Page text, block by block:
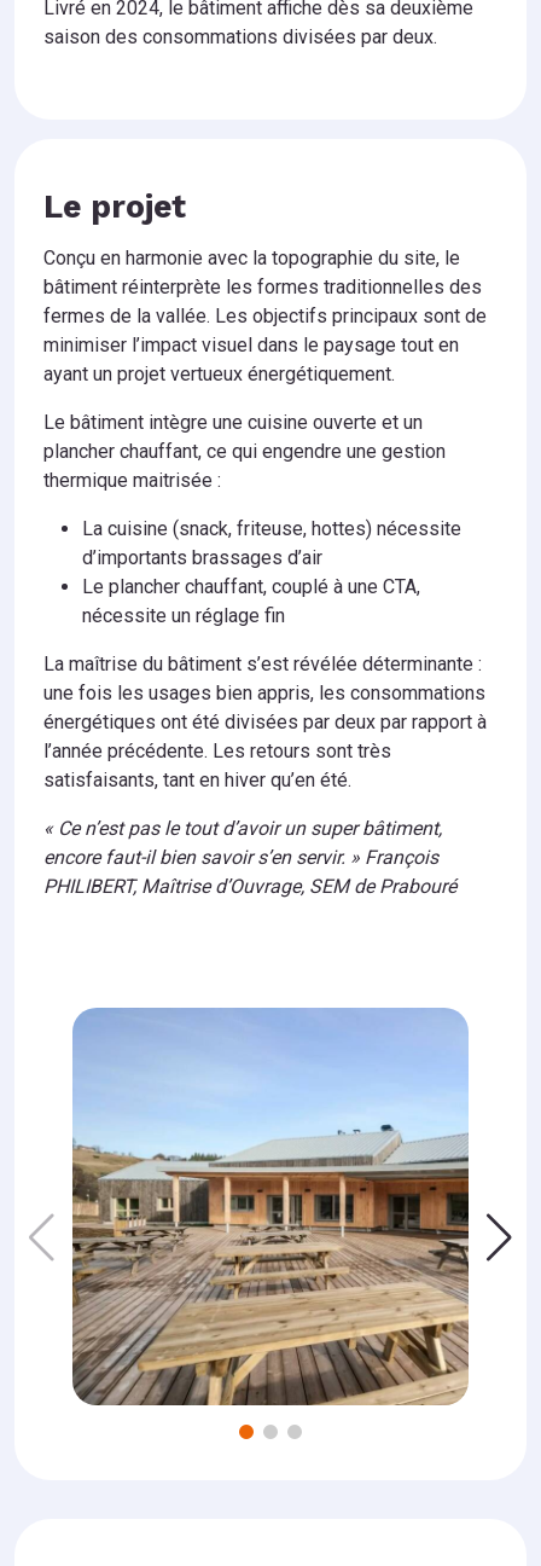
Livré en 2024, le bâtiment affiche dès sa deuxième
saison des consommations divisées par deux.
Le projet
Conçu en harmonie avec la topographie du site, le
bâtiment réinterprète les formes traditionnelles des
fermes de la vallée. Les objectifs principaux sont de
minimiser l’impact visuel dans le paysage tout en
ayant un projet vertueux énergétiquement.
Le bâtiment intègre une cuisine ouverte et un
plancher chauffant, ce qui engendre une gestion
thermique maitrisée :
La cuisine (snack, friteuse, hottes) nécessite
d’importants brassages d’air
Le plancher chauffant, couplé à une CTA,
nécessite un réglage fin
La maîtrise du bâtiment s’est révélée déterminante :
une fois les usages bien appris, les consommations
énergétiques ont été divisées par deux par rapport à
l’année précédente. Les retours sont très
satisfaisants, tant en hiver qu’en été.
« Ce n’est pas le tout d’avoir un super bâtiment,
encore faut-il bien savoir s’en servir. » François
PHILIBERT, Maîtrise d’Ouvrage, SEM de Prabouré